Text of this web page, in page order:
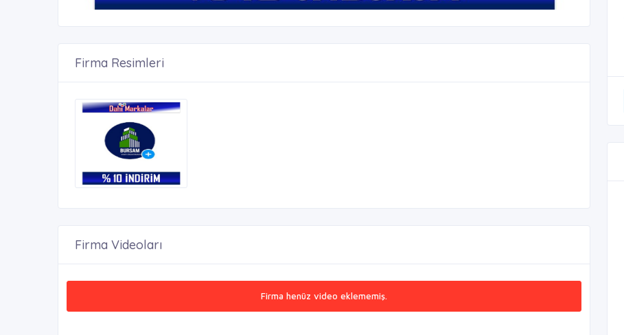
Firma Resimleri
Firma Videoları
Firma henüz video eklememiş.